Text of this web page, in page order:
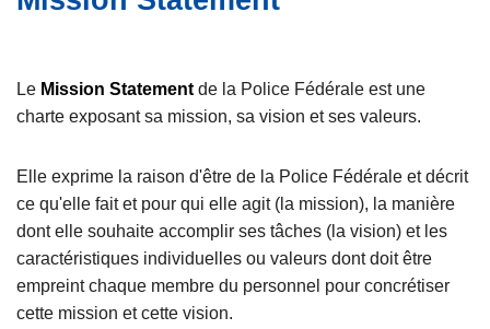
e
Le Mission Statement de la Police Fédérale est une
charte exposant sa mission, sa vision et ses valeurs.
Elle exprime la raison d'être de la Police Fédérale et décrit
ce qu'elle fait et pour qui elle agit (la mission), la manière
dont elle souhaite accomplir ses tâches (la vision) et les
caractéristiques individuelles ou valeurs dont doit être
empreint chaque membre du personnel pour concrétiser
cette mission et cette vision.